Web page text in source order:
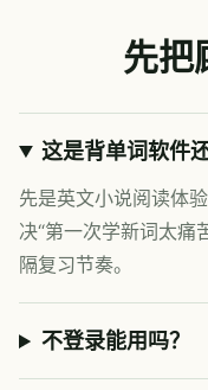
先把
这是背单词软件
先是英文小说阅读体
决“第一次学新词太痛
隔复习节奏。
不登录能用吗？